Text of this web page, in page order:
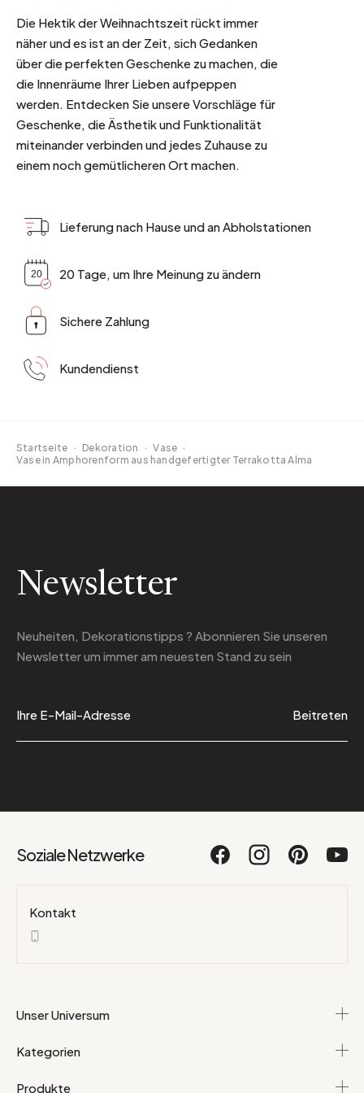
Die Hektik der Weihnachtszeit rückt immer
näher und es ist an der Zeit, sich Gedanken
über die perfekten Geschenke zu machen, die
die Innenräume Ihrer Lieben aufpeppen
werden. Entdecken Sie unsere Vorschläge für
Geschenke, die Ästhetik und Funktionalität
miteinander verbinden und jedes Zuhause zu
einem noch gemütlicheren Ort machen.
Lieferung nach Hause und an Abholstationen
20 Tage, um Ihre Meinung zu ändern
Sichere Zahlung
Kundendienst
Startseite · Dekoration · Vase ·
Vase in Amphorenform aus handgefertigter Terrakotta Alma
Newsletter
Neuheiten, Dekorationstipps ? Abonnieren Sie unseren
Newsletterum immer am neuesten Stand zu sein
Beitreten
Soziale Netzwerke
Kontakt
Unser Universum
Kategorien
Produkte